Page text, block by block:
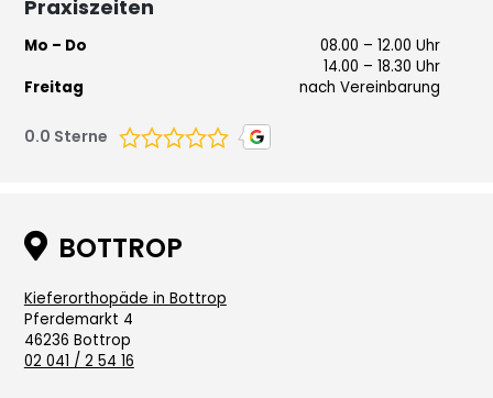
Praxiszeiten
Mo – Do
08.00 – 12.00 Uhr
14.00 – 18.30 Uhr
Freitag
nach Vereinbarung
0.0 Sterne
 BOTTROP
Kieferorthopäde in Bottrop
Pferdemarkt 4
46236 Bottrop
02 041 / 2 54 16